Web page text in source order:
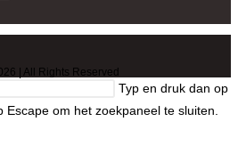
| All Rights Reserved
Typ en druk dan op
Escape om het zoekpaneel te sluiten.